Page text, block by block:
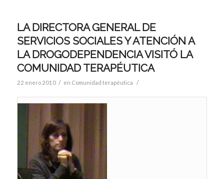
LA DIRECTORA GENERAL DE
SERVICIOS SOCIALES Y ATENCIÓN A
LA DROGODEPENDENCIA VISITÓ LA
COMUNIDAD TERAPÉUTICA
22 enero 2010 / en Comunidad terapéutica /